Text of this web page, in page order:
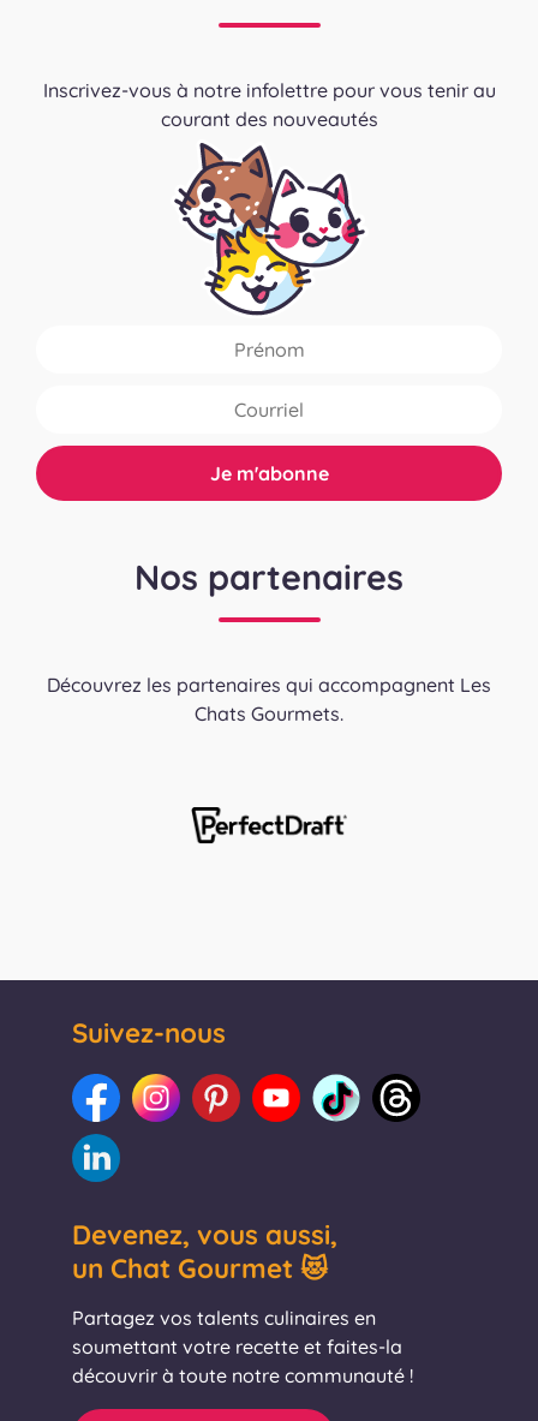
Inscrivez-vous à notre infolettre pour vous tenir au
courant des nouveautés
Nos partenaires
Découvrez les partenaires qui accompagnent Les
Chats Gourmets.
Suivez-nous
Devenez, vous aussi,
un Chat Gourmet 😻
Partagez vos talents culinaires en
soumettant votre recette et faites-la
découvrir à toute notre communauté !